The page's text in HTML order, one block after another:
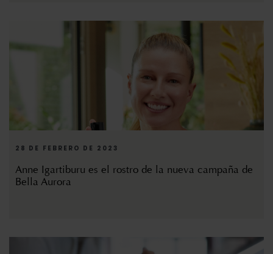
28 DE FEBRERO DE 2023
Anne Igartiburu es el rostro de la nueva campaña de
Bella Aurora